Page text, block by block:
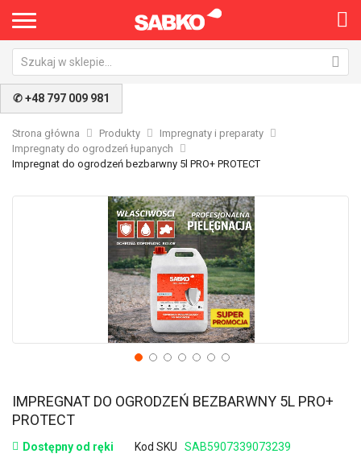
✆ +48 797 009 981
Strona główna Produkty
Impregnaty i preparaty
Impregnaty do ogrodzeń łupanych
Impregnat do ogrodzeń bezbarwny 5l PRO+ PROTECT
IMPREGNAT DO OGRODZEŃ BEZBARWNY 5L PRO+
PROTECT
Dostępny od ręki Kod SKU
SAB5907339073239